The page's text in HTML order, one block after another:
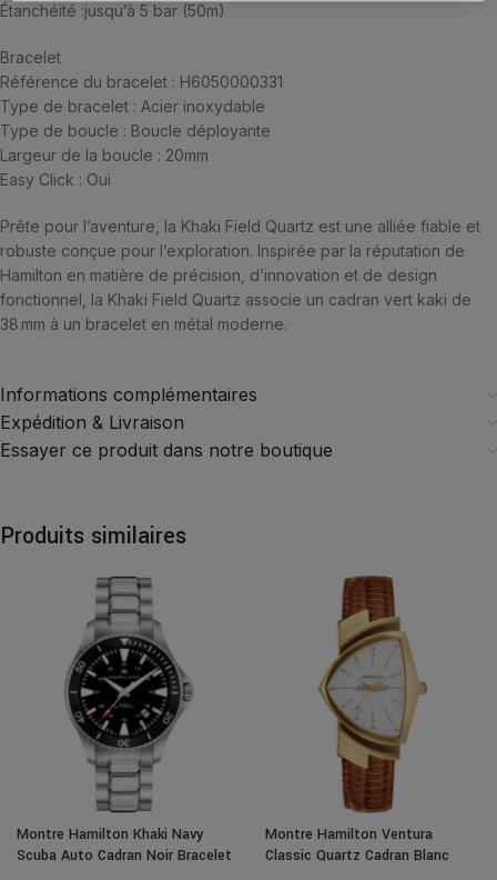
Étanchéité :jusqu’à 5 bar (50m)
Bracelet
Référence du bracelet : H6050000331
Type de bracelet : Acier inoxydable
Type de boucle : Boucle déployante
Largeur de la boucle : 20mm
Easy Click : Oui
Prête pour l’aventure, la Khaki Field Quartz est une alliée fiable et
robuste conçue pour l’exploration. Inspirée par la réputation de
Hamilton en matière de précision, d’innovation et de design
fonctionnel, la Khaki Field Quartz associe un cadran vert kaki de
38 mm à un bracelet en métal moderne.
Informations complémentaires
Expédition & Livraison
Essayer ce produit dans notre boutique
Produits similaires
Montre Hamilton Khaki Navy
Scuba Auto Cadran Noir Bracelet
Montre Hamilton Ventura
Classic Quartz Cadran Blanc